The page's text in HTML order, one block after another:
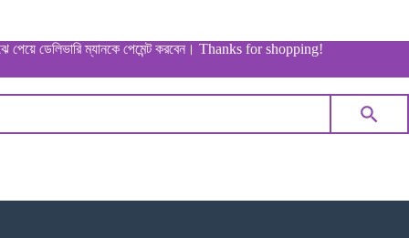
ম্যানকে পেমেন্ট করবেন। Thanks for shopping!